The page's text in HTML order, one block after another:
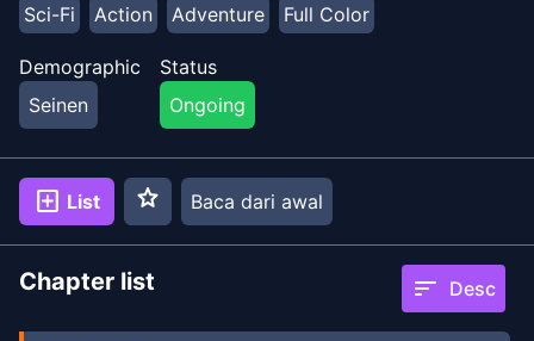
Sci-Fi
Action Adventure Full Color
Demographic
Seinen
Status
Ongoing
add_box List star Baca dari awal
Chapter list sort Desc